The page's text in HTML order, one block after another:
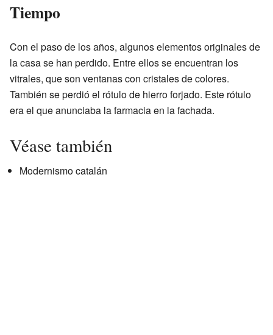
Tiempo
Con el paso de los años, algunos elementos originales de
la casa se han perdido. Entre ellos se encuentran los
vitrales, que son ventanas con cristales de colores.
También se perdió el rótulo de hierro forjado. Este rótulo
era el que anunciaba la farmacia en la fachada.
Véase también
Modernismo catalán